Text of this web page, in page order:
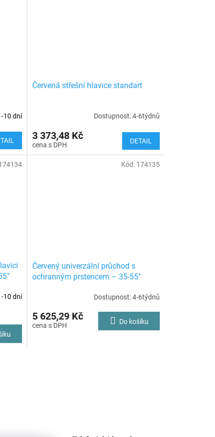
10 dní
Červená střešní hlavice standart
Dostupnost: 4-6týdnů
3 373,48 Kč DETAIL
10 dní
Červený univerzální průchod s
ochranným prstencem – 35-55°
Dostupnost: 4-6týdnů
5 625,29 Kč Do košíku
Kód: 174135